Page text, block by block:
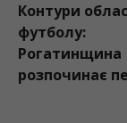
Контури
футболу:
Рогатинщина
розпочинає